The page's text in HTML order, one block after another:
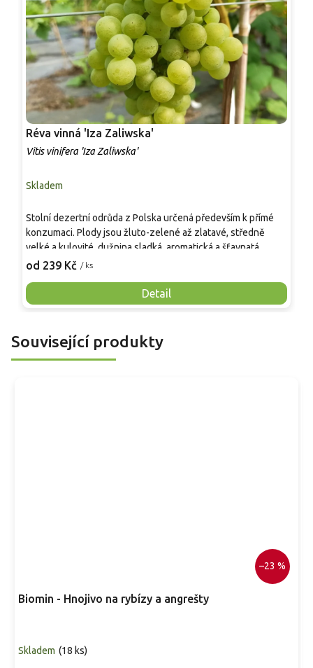
Réva vinná 'Iza Zaliwska'
Vitis vinifera 'Iza Zaliwska'
Skladem
od 239 Kč / ks
Detail
Stolní dezertní odrůda z Polska určená především k přímé
konzumaci. Plody jsou žluto-zelené až zlatavé, středně
velké a kulovité, dužnina sladká, aromatická a šťavnatá.
Dozrává velmi raně, sklizeň možná koncem srpna či
běžným chorobám, vhodná pro zahradní pěstování, domácí
využití a dekorativní popínavé vedení.
Související produkty
–23 %
Biomin - Hnojivo na rybízy a angrešty
Skladem (18 ks)